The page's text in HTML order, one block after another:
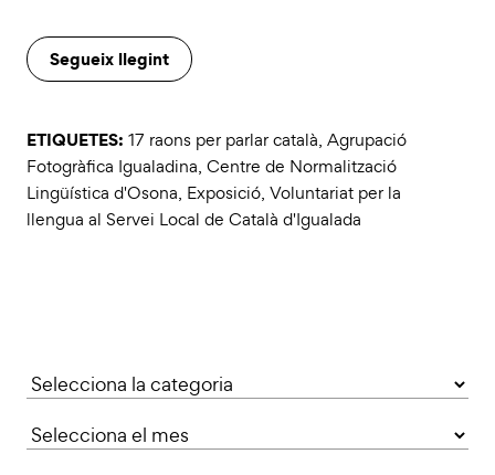
Segueix llegint
ETIQUETES: 17 raons per parlar català, Agrupació
Fotogràfica Igualadina, Centre de Normalització
Lingüística d'Osona, Exposició, Voluntariat per la
llengua al Servei Local de Català d'Igualada
Categories